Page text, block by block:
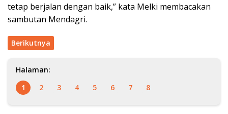
tetap berjalan dengan baik,” kata Melki membacakan
sambutan Mendagri.
Berikutnya
Halaman:
1
2 3 4 5 6 7 8